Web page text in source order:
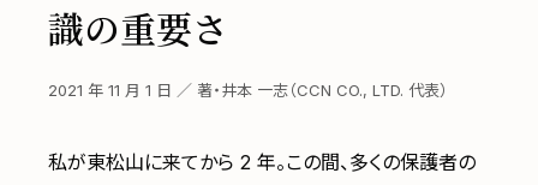
識の重要さ
2021 年 11 月 1 日 ／ 著・井本 一志（CCN CO., LTD. 代表）
私が東松山に来てから 2 年。この間、多くの保護者の